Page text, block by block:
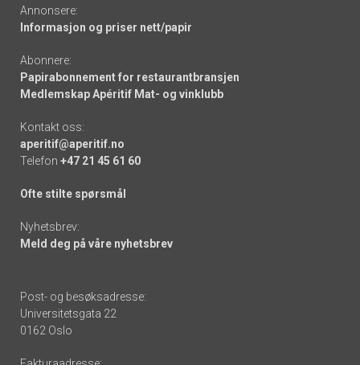
Annonsere:
Informasjon og priser nett/papir
Abonnere:
Papirabonnement for restaurantbransjen
Medlemskap Apéritif Mat- og vinklubb
Kontakt oss:
aperitif@aperitif.no
Telefon +47 21 45 61 60
Ofte stilte spørsmål
Nyhetsbrev:
Meld deg på våre nyhetsbrev
Post- og besøksadresse:
Universitetsgata 22
0162 Oslo